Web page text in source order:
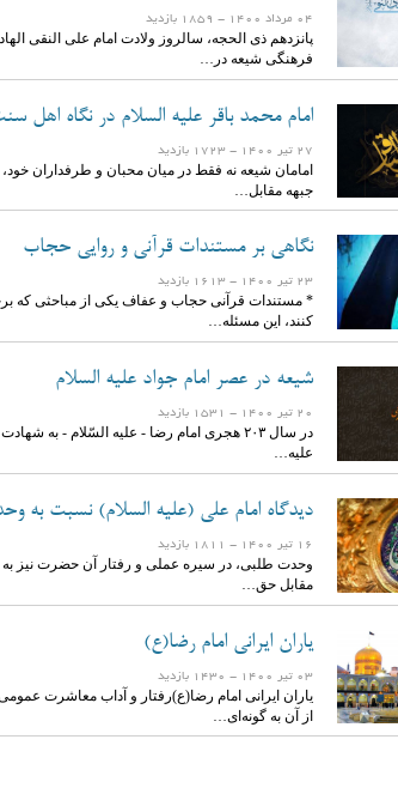
04 مرداد 1400 - 1859 بازدید
پانزدهم ذی الحجه، سالروز ولادت امام علی النقی
فرهنگی شیعه در…
امام محمد باقر علیه السلام در نگاه اهل
27 تیر 1400 - 1723 بازدید
امامان شیعه نه فقط در میان محبان و طرفداران
جبهه مقابل…
نگاهی بر مستندات قرآنی و روایی حجاب
23 تیر 1400 - 1613 بازدید
* مستندات قرآنی حجاب و عفاف یکی از مباحثی که
کنند، این مسئله…
شیعه در عصر امام جواد علیه السلام
20 تیر 1400 - 1531 بازدید
در سال ۲۰۳ هجری امام رضا - علیه السّلام - به
علیه…
دیدگاه امام علی (علیه السلام) نسبت به
16 تیر 1400 - 1811 بازدید
وحدت طلبی، در سیره عملی و رفتار آن حضرت نیز
مقابل حق…
یاران ایرانی امام رضا(ع)
03 تیر 1400 - 1430 بازدید
یاران ایرانی امام رضا(ع)رفتار و آداب معاشرت
از آن به گونه‌ای…